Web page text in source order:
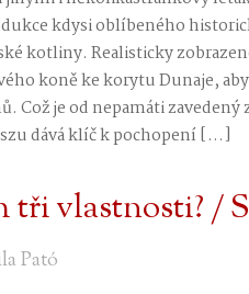
kdysi oblíbeného
kotliny. Realisticky
koně ke korytu Dunaje,
je od nepamáti zavedený
dává klíč k pochopení […]
tři vlastnosti? /
Pató